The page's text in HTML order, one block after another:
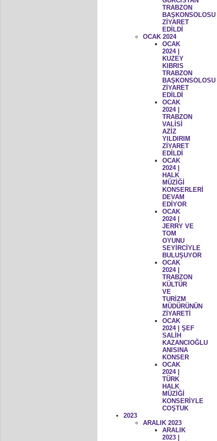
TRABZON
BAŞKONSOLOSU
ZİYARET
EDİLDİ
OCAK 2024
OCAK
2024 |
KUZEY
KIBRIS
TRABZON
BAŞKONSOLOSU
ZİYARET
EDİLDİ
OCAK
2024 |
TRABZON
VALİSİ
AZİZ
YILDIRIM
ZİYARET
EDİLDİ
OCAK
2024 |
HALK
MÜZİĞİ
KONSERLERİ
DEVAM
EDİYOR
OCAK
2024 |
JERRY VE
TOM
OYUNU
SEYİRCİYLE
BULUŞUYOR
OCAK
2024 |
TRABZON
KÜLTÜR
VE
TURİZM
MÜDÜRÜNÜN
ZİYARETİ
OCAK
2024 | ŞEF
SALİH
KAZANCIOĞLU
ANISINA
KONSER
OCAK
2024 |
TÜRK
HALK
MÜZİĞİ
KONSERİYLE
COŞTUK
2023
ARALIK 2023
ARALIK
2023 |